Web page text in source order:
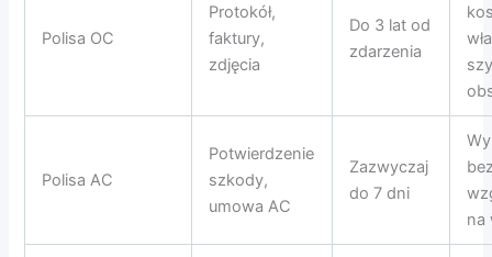
Polisa OC
Protokół,
faktury,
zdjęcia
Do 3 lat od
zdarzenia
Polisa AC
Potwierdzenie
szkody,
umowa AC
Zazwyczaj
do 7 dni
na